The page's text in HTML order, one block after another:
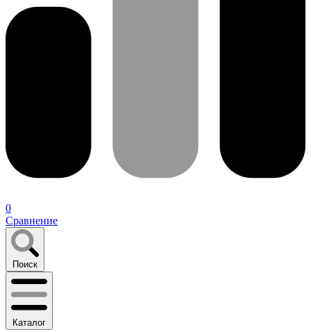
0
Сравнение
Поиск
Каталог